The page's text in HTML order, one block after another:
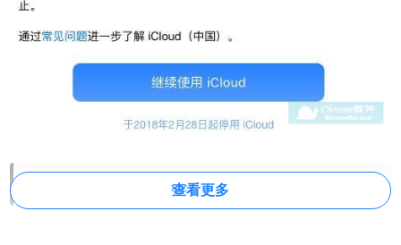
2018年App Store 申请海外地区苹果ID教程
查看更多